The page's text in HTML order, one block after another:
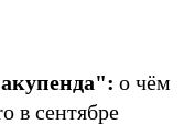
о чём
в сентябре